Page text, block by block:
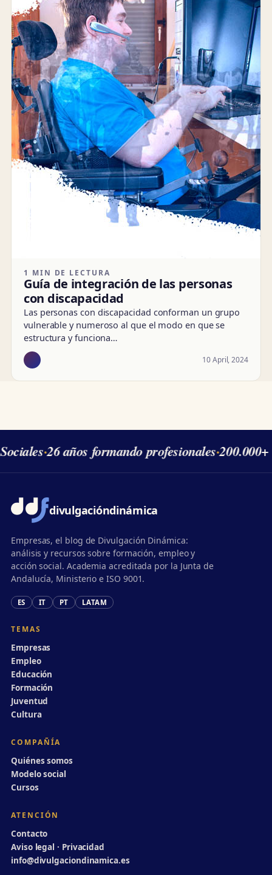
1 MIN DE LECTURA
Guía de integración de las personas
con discapacidad
Las personas con discapacidad conforman un grupo
vulnerable y numeroso al que el modo en que se
estructura y funciona…
10 April, 2024
·26 años formando profesionales·200.000+
divulgacióndinámica
Empresas, el blog de Divulgación Dinámica:
análisis y recursos sobre formación, empleo y
acción social. Academia acreditada por la Junta de
Andalucía, Ministerio e ISO 9001.
ES IT PT LATAM
TEMAS
Empresas
Empleo
Educación
Formación
Juventud
Cultura
COMPAÑÍA
Quiénes somos
Modelo social
Cursos
ATENCIÓN
Contacto
Aviso legal · Privacidad
info@divulgaciondinamica.es